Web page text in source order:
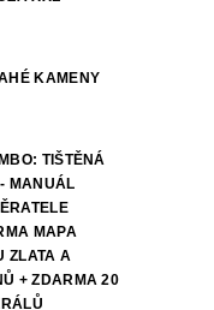
KAMENY
TIŠTĚNÁ
MANUÁL
MAPA
ZLATA A
+ ZDARMA 20